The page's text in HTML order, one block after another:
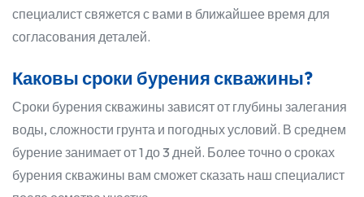
специалист свяжется с вами в ближайшее время для
согласования деталей.
Каковы сроки бурения скважины?
Сроки бурения скважины зависят от глубины залегания
воды, сложности грунта и погодных условий. В среднем
бурение занимает от 1 до 3 дней. Более точно о сроках
бурения скважины вам сможет сказать наш специалист